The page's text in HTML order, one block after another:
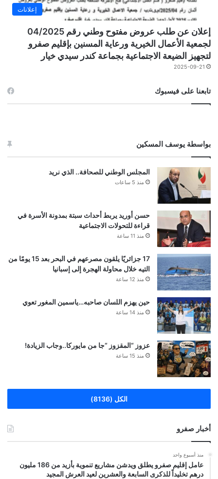
إعلانات
إعلان عن طلب عروض مفتوح وطني رقم 04/2025
لجمعية الأعمال الخيرية ورعاية المسنين بإقليم صفرو
لتجهيز الضيعة الاجتماعية بجماعة كندر سيدي خيار
2025-09-21
تابعنا على فيسبوك
بواسطة يوسف المسكين
المجلس الوطني للصحافة.. الذي نريد
منذ 5 ساعات
حسن أوريد يربط أحداث سبتة بمدونة الأسرة في
قراءة للتحولات الاجتماعية
منذ 11 ساعة
17 جزائريًا يلقون مصرعهم في البحر بعد 15 يومًا من
التيه خلال محاولة الهجرة إلى إسبانيا
منذ 12 ساعة
حين يهزم اللسان صاحبه…ياسمين المغور تعوي
منذ 14 ساعة
عزوز “المقزوز “جا من مايوركا..وجاب الزيادة!
منذ 15 ساعة
الكل (8136)
أخبار صفرو
منذ أسبوع واحد
عامل إقليم صفرو يطلق ويدشن مشاريع تنموية بأزيد من 186 مليون
درهم تخليداً للذكرى السابعة والعشرين لعيد العرش المجيد